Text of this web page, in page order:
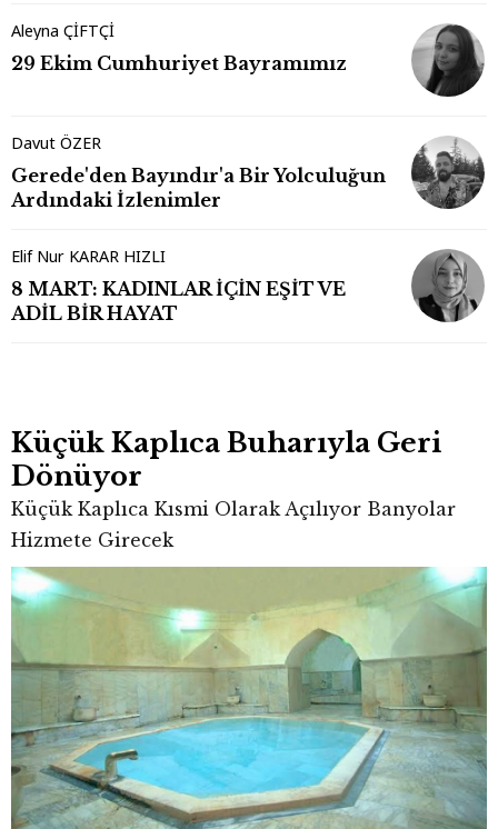
Aleyna ÇİFTÇİ
29 Ekim Cumhuriyet Bayramımız
Davut ÖZER
Gerede'den Bayındır'a Bir Yolculuğun
Ardındaki İzlenimler
Elif Nur KARAR HIZLI
8 MART: KADINLAR İÇİN EŞİT VE
ADİL BİR HAYAT
Küçük Kaplıca Buharıyla Geri
Dönüyor
Küçük Kaplıca Kısmi Olarak Açılıyor Banyolar
Hizmete Girecek